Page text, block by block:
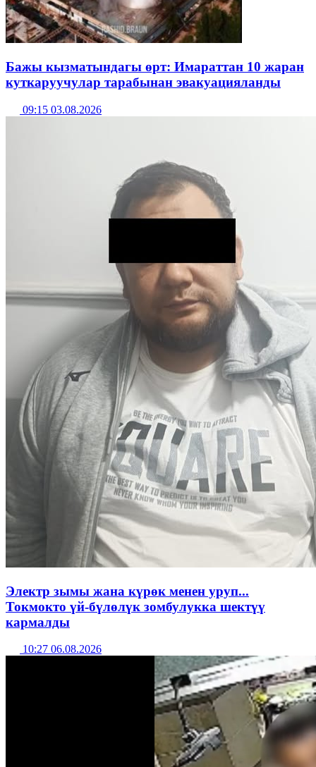
Бажы кызматындагы өрт: Имараттан 10 жаран
куткаруучулар тарабынан эвакуацияланды
09:15 03.08.2026
Электр зымы жана күрөк менен уруп...
Токмокто үй-бүлөлүк зомбулукка шектүү
кармалды
10:27 06.08.2026